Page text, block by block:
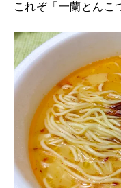
これぞ「一蘭とんこ